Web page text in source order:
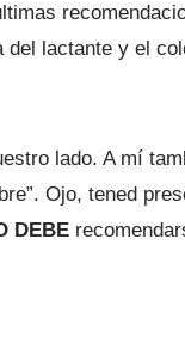
lactante y el
lado. A mí
Ojo, tened
DEBE